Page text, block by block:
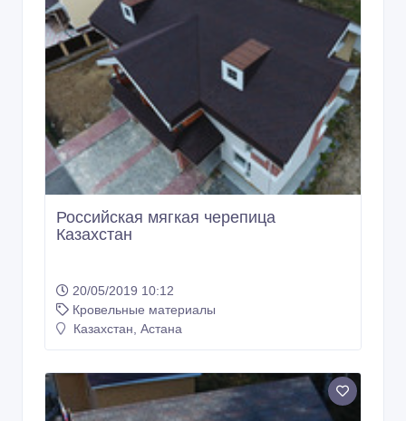
Российская мягкая черепица
Казахстан
20/05/2019 10:12
Кровельные материалы
Казахстан, Астана